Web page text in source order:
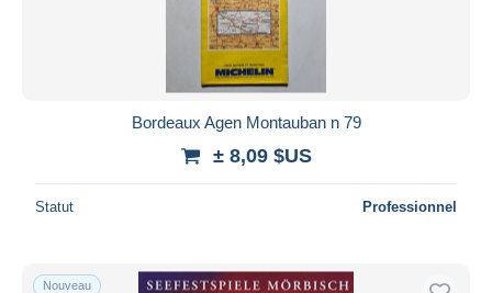
Bordeaux Agen Montauban n 79
± 8,09 $US
Statut Professionnel
Nouveau